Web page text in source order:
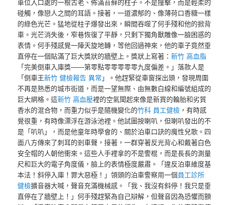
車位入口處的一根古老、佈滿苔蘚的柱子。不是撞擊，而是輕柔的
碰觸，像戀人之間的耳語。接著，一道濃郁的、像薄荷口香糖一樣
的綠色光芒。猛地從柱子爆發出來，瞬間吞噬了何手殘和他的掀背
車。光芒消失後，窄巷恢復了平靜，只剩下獨角獸雕像一臉困惑的
表情。何手殘感覺一陣天旋地轉，等他回過神來，他的車子竟然垂
直停在一個貼滿了巨大獎狀的牆壁上。獎狀上寫著：新竹 高血脂
「完美倒車入庫獎——第零點零零零零零九度偏差。」落款人是
「倒車王新竹 健檢報告 異常 」。他趕緊從車窗探出頭，發現周圍
不再是熟悉的城市街道，而是一望無際、由無數白線和編號組成的
巨大網格。這新竹 高血壓裡的空氣聞起來像是新買的輪胎和劣質
香水的混合物，而重力似乎是隨機變化的竹科 員工健檢 ，有時感
覺很重，有時像漂浮在游泳池裡。他試圖按喇叭，但喇叭發出的不
是「叭叭」，而是他童年時學會的、關於泊車口訣的魔性兒歌。四
面八方傳來了刺耳的剎車聲，接著，一群穿著反光背心和戴著白色
安全帽的人朝他衝來。這些人手裡拿的不是警棍，而是長長的測量
尺和巨大的電子角度儀，臉上的表情極度嚴肅。「違反泊車維度基
本法！斜停入庫！罪大惡極！」領頭的泊車警察用一個員工診所
健檢擴音器大喊，聲音充滿機械感。「我、我沒有斜停！我只是垂
直停在了牆壁上！」何手殘趕緊為自己辯解，但聲音因為恐懼而顫